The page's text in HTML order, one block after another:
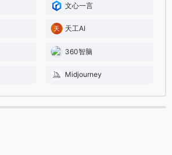
文心一言
天工AI
360智脑
Midjourney